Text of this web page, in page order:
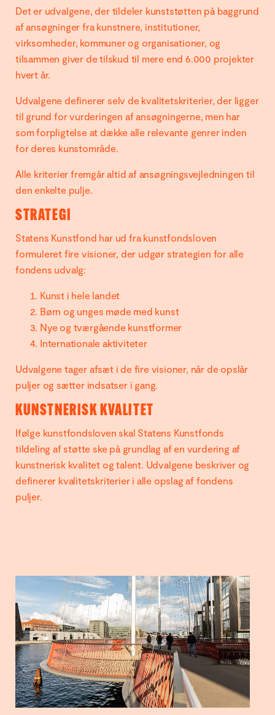
Det er udvalgene, der tildeler kunststøtten på baggrund
af ansøgninger fra kunstnere, institutioner,
virksomheder, kommuner og organisationer, og
tilsammen giver de tilskud til mere end 6.000 projekter
hvert år.
Udvalgene definerer selv de kvalitetskriterier, der ligger
til grund for vurderingen af ansøgningerne, men har
som forpligtelse at dække alle relevante genrer inden
for deres kunstområde.
Alle kriterier fremgår altid af ansøgningsvejledningen til
den enkelte pulje.
STRATEGI
Statens Kunstfond har ud fra kunstfondsloven
formuleret fire visioner, der udgør strategien for alle
fondens udvalg:
Kunst i hele landet
Børn og unges møde med kunst
Nye og tværgående kunstformer
Internationale aktiviteter
Udvalgene tager afsæt i de fire visioner, når de opslår
puljer og sætter indsatser i gang.
KUNSTNERISK KVALITET
Ifølge kunstfondsloven skal Statens Kunstfonds
tildeling af støtte ske på grundlag af en vurdering af
kunstnerisk kvalitet og talent. Udvalgene beskriver og
definerer kvalitetskriterier i alle opslag af fondens
puljer.